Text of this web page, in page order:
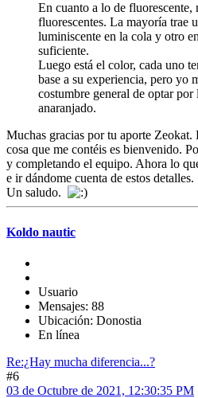
En cuanto a lo de fluorescente,
fluorescentes. La mayoría trae
luminiscente en la cola y otro
suficiente.
Luego está el color, cada uno
base a su experiencia, pero yo
costumbre general de optar
anaranjado.
Muchas gracias por tu aporte
cosa que me contéis es bienvenido.
y completando el equipo. Ahora lo
e ir dándome cuenta de estos detalles.
Un saludo.
Koldo nautic
Usuario
Mensajes: 88
Ubicación: Donostia
En línea
Re:¿Hay mucha diferencia...?
#6
03 de Octubre de 2021, 12:30:35 PM